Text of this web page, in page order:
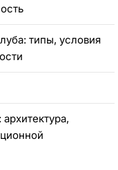
типы, условия